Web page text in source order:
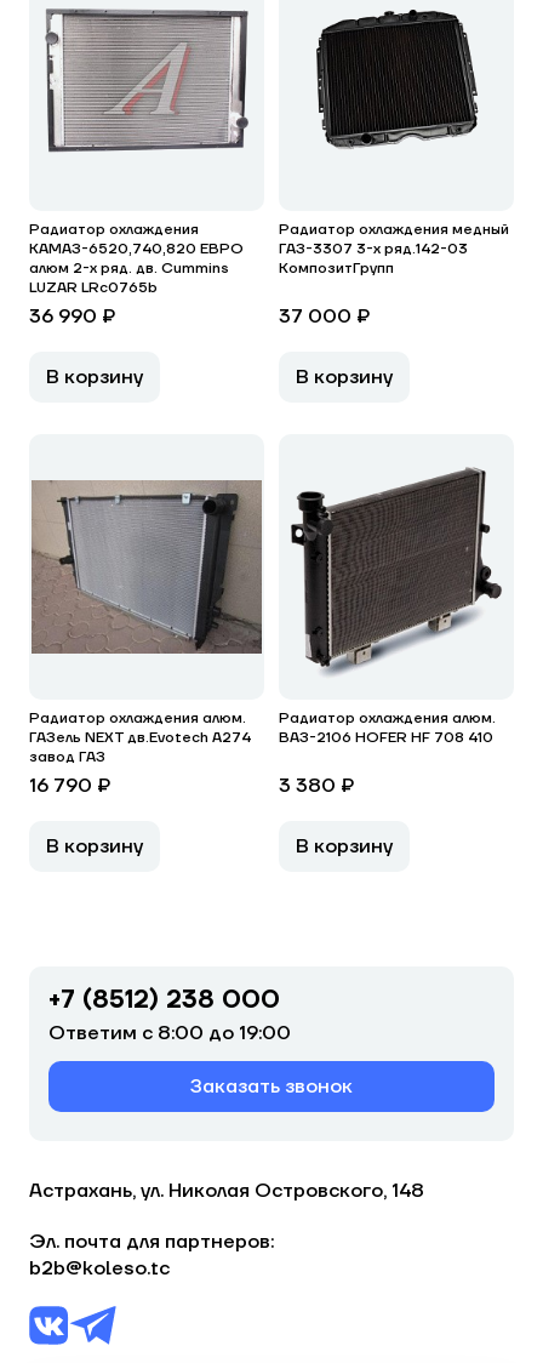
Радиатор охлаждения
КАМАЗ-6520,740,820 ЕВРО
алюм 2-х ряд. дв. Cummins
LUZAR LRc0765b
36 990 ₽
В корзину
Радиатор охлаждения медный
ГАЗ-3307 3-х ряд.142-03
КомпозитГрупп
37 000 ₽
В корзину
Радиатор охлаждения алюм.
ГАЗель NEXT дв.Evotech A274
завод ГАЗ
16 790 ₽
В корзину
Радиатор охлаждения алюм.
ВАЗ-2106 HOFER HF 708 410
3 380 ₽
В корзину
+7 (8512) 238 000
Ответим с 8:00 до 19:00
Заказать звонок
Астрахань, ул. Николая Островского, 148
Эл. почта для партнеров:
b2b@koleso.tc